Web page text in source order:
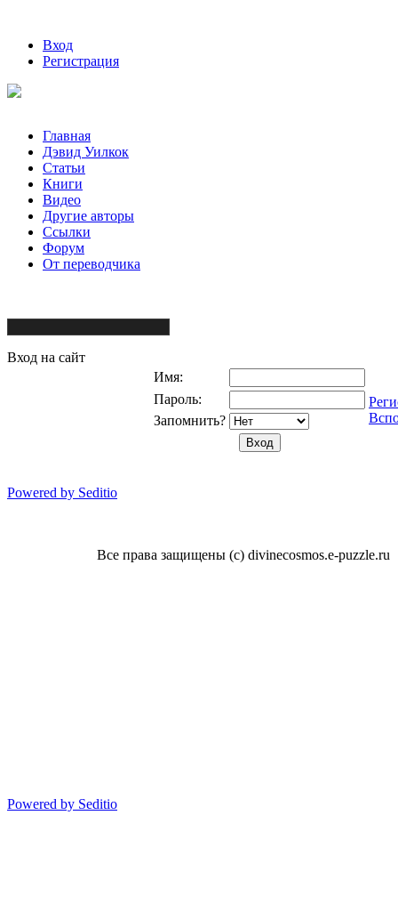
Вход
Регистрация
Главная
Дэвид Уилкок
Статьи
Книги
Видео
Другие авторы
Ссылки
Форум
От переводчика
Вход на сайт
Имя:
Пароль:
Запомнить?
Powered by Seditio
Все права защищены (с) divinecosmos.e-puzzle.ru
Powered by Seditio